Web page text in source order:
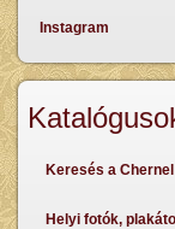
Instagram
Keresés a
Helyi fotók,